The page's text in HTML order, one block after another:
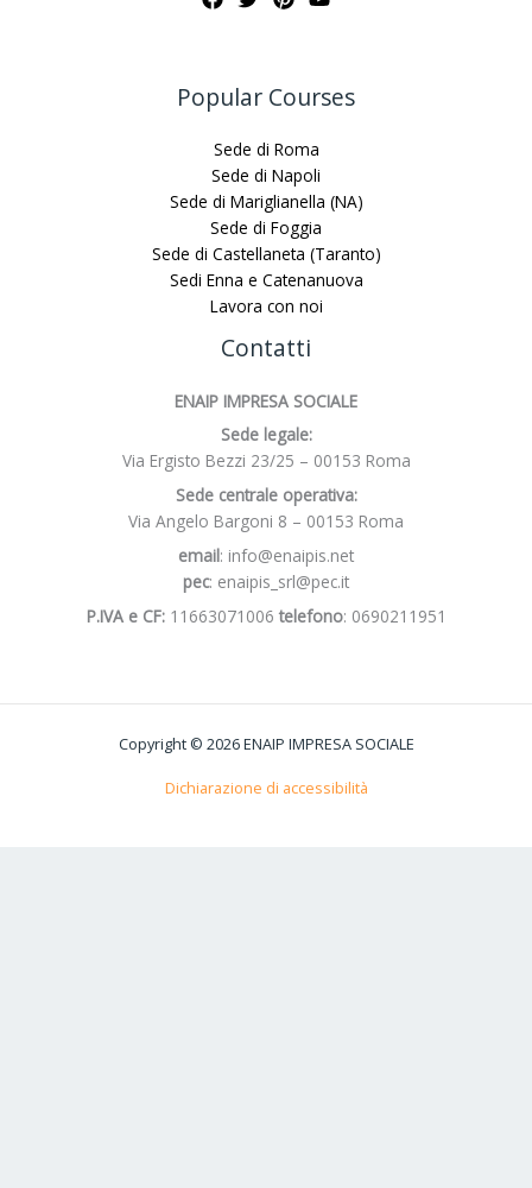
Popular Courses
Sede di Roma
Sede di Napoli
Sede di Mariglianella (NA)
Sede di Foggia
Sede di Castellaneta (Taranto)
Sedi Enna e Catenanuova
Lavora con noi
Contatti
ENAIP IMPRESA SOCIALE
Sede legale:
Via Ergisto Bezzi 23/25 – 00153 Roma
Sede centrale operativa:
Via Angelo Bargoni 8 – 00153 Roma
email: info@enaipis.net
pec: enaipis_srl@pec.it
P.IVA e CF:11663071006telefono: 0690211951
Copyright © 2026 ENAIP IMPRESA SOCIALE
Dichiarazione di accessibilità